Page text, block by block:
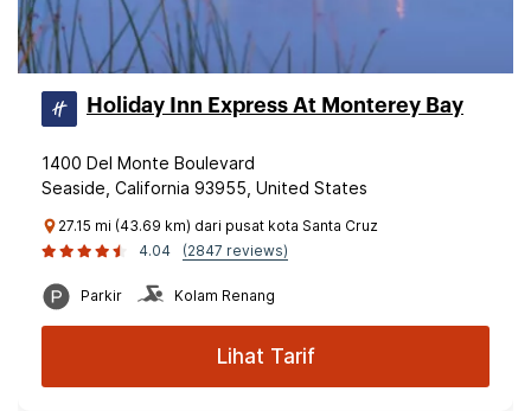
Holiday Inn Express At Monterey Bay
1400 Del Monte Boulevard
Seaside, California 93955, United States
27.15 mi (43.69 km) dari pusat kota Santa Cruz
4.04
(2847 reviews)
Parkir Kolam Renang
Lihat Tarif